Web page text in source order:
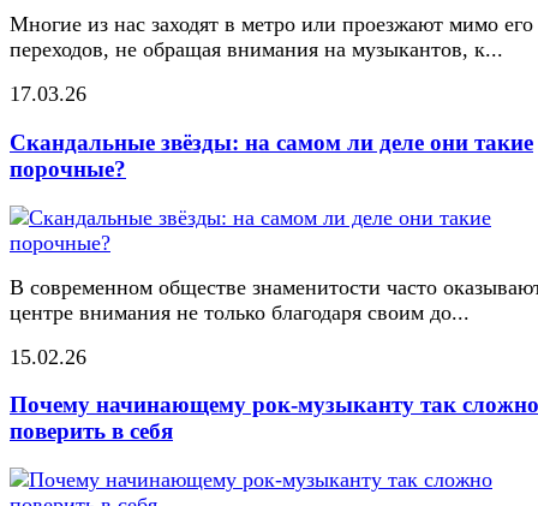
Многие из нас заходят в метро или проезжают мимо его
переходов, не обращая внимания на музыкантов, к...
17.03.26
Скандальные звёзды: на самом ли деле они такие
порочные?
В современном обществе знаменитости часто
центре внимания не только благодаря своим до...
15.02.26
Почему начинающему рок-музыканту так сложно
поверить в себя